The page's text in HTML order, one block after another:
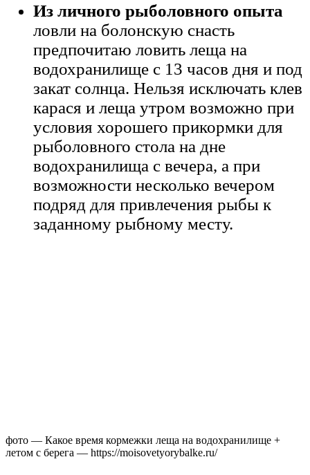
Из личного рыболовного опыта
ловли на болонскую снасть
предпочитаю ловить леща на
водохранилище с 13 часов дня и под
закат солнца. Нельзя исключать клев
карася и леща утром возможно при
условия хорошего прикормки для
рыболовного стола на дне
водохранилища с вечера, а при
возможности несколько вечером
подряд для привлечения рыбы к
заданному рыбному месту.
фото — Какое время кормежки леща на водохранилище +
летом с берега — https://moisovetyorybalke.ru/